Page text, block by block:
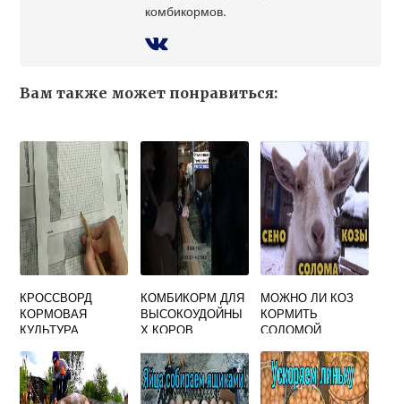
комбикормов.
Вам также может понравиться:
КРОССВОРД
КОРМОВАЯ
КУЛЬТУРА
КОМБИКОРМ ДЛЯ
ВЫСОКОУДОЙНЫ
Х КОРОВ
МОЖНО ЛИ КОЗ
КОРМИТЬ
СОЛОМОЙ